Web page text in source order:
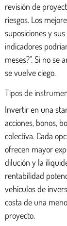
revisión de
riesgos. Los
suposiciones y
indicadores
meses?". Si no se
se vuelve ciego.
Tipos de
Invertir en una
acciones, bonos,
colectiva. Cada
ofrecen mayor
dilución y la
rentabilidad
vehículos de
costa de una
proyecto.